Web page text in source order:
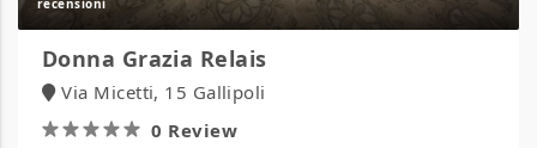
Donna Grazia Relais
Via Micetti, 15 Gallipoli
0 Review